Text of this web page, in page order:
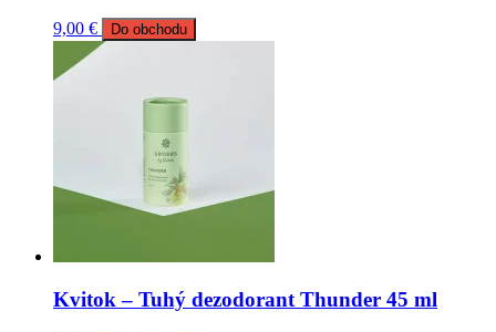
9,00 € Do obchodu
Kvitok – Tuhý dezodorant Thunder 45 ml